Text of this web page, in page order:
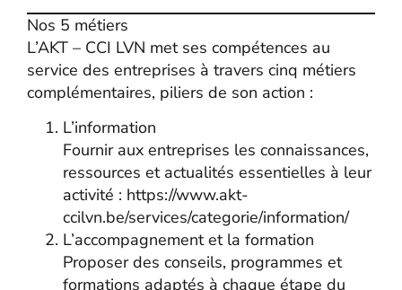
Nos 5 métiers
L’AKT – CCI LVN met ses compétences au
service des entreprises à travers cinq métiers
complémentaires, piliers de son action :
L’information
Fournir aux entreprises les connaissances,
ressources et actualités essentielles à leur
activité : https://www.akt-
ccilvn.be/services/categorie/information/
L’accompagnement et la formation
Proposer des conseils, programmes et
formations adaptés à chaque étape du